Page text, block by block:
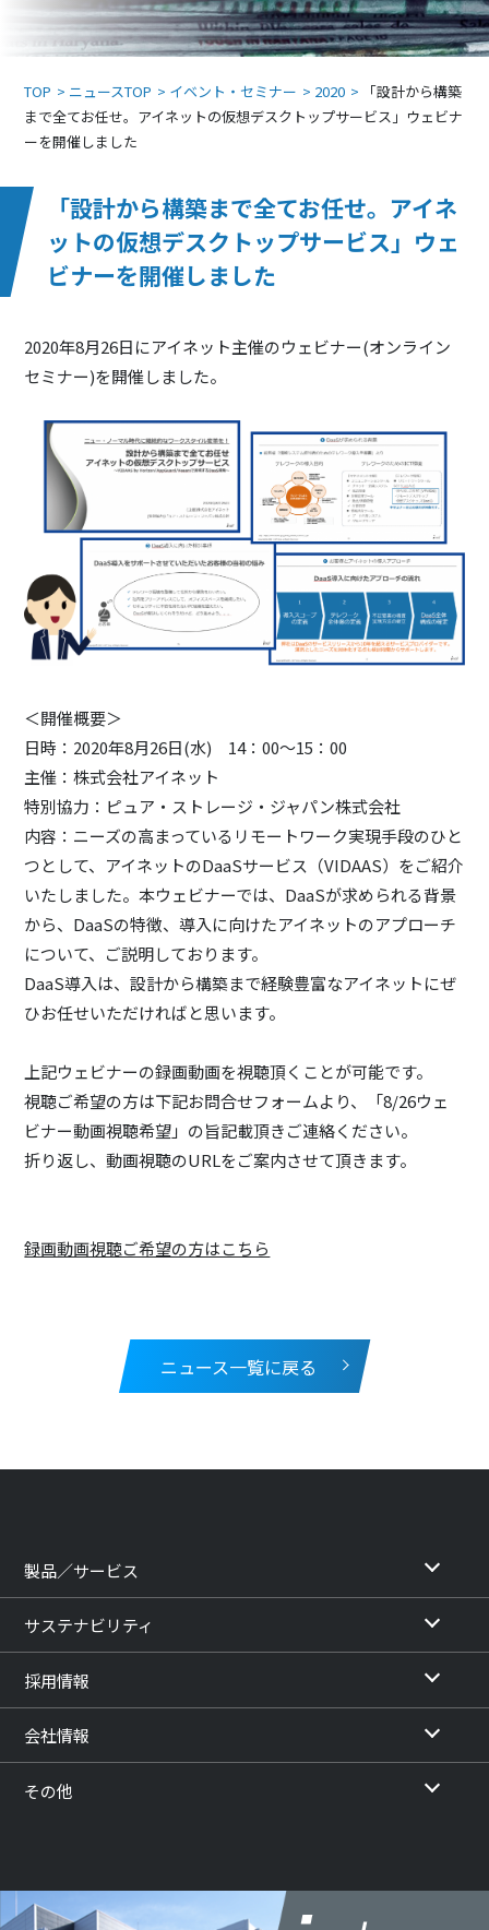
TOP ニュースTOP イベント・セミナー 2020
「設計から構築
まで全てお任せ。アイネットの仮想デスクトップサービス」ウェビナ
ーを開催しました
「設計から構築まで全てお任せ。アイネ
ットの仮想デスクトップサービス」ウェ
ビナーを開催しました
2020年8月26日にアイネット主催のウェビナー(オンライン
セミナー)を開催しました。
＜開催概要＞
日時：2020年8月26日(水) 14：00～15：00
主催：株式会社アイネット
特別協力：ピュア・ストレージ・ジャパン株式会社
内容：ニーズの高まっているリモートワーク実現手段のひと
つとして、アイネットのDaaSサービス（VIDAAS）をご紹介
いたしました。本ウェビナーでは、DaaSが求められる背景
から、DaaSの特徴、導入に向けたアイネットのアプローチ
について、ご説明しております。
DaaS導入は、設計から構築まで経験豊富なアイネットにぜ
ひお任せいただければと思います。
上記ウェビナーの録画動画を視聴頂くことが可能です。
視聴ご希望の方は下記お問合せフォームより、「8/26ウェ
ビナー動画視聴希望」の旨記載頂きご連絡ください。
折り返し、動画視聴のURLをご案内させて頂きます。
録画動画視聴ご希望の方はこちら
ニュース一覧に戻る
製品／サービス
サステナビリティ
採用情報
会社情報
その他